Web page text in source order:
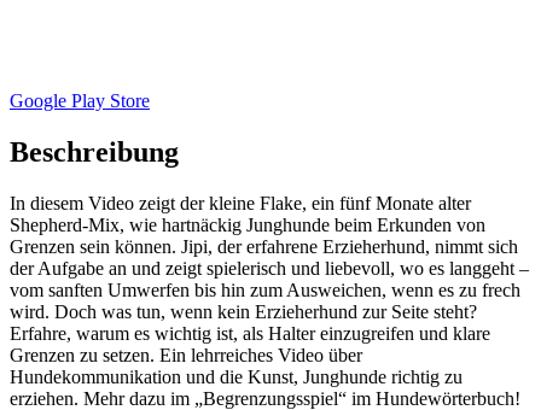
Google Play Store
Beschreibung
In diesem Video zeigt der kleine Flake, ein fünf Monate alter
Shepherd-Mix, wie hartnäckig Junghunde beim Erkunden von
Grenzen sein können. Jipi, der erfahrene Erzieherhund, nimmt sich
der Aufgabe an und zeigt spielerisch und liebevoll, wo es langgeht –
vom sanften Umwerfen bis hin zum Ausweichen, wenn es zu frech
wird. Doch was tun, wenn kein Erzieherhund zur Seite steht?
Erfahre, warum es wichtig ist, als Halter einzugreifen und klare
Grenzen zu setzen. Ein lehrreiches Video über
Hundekommunikation und die Kunst, Junghunde richtig zu
erziehen. Mehr dazu im „Begrenzungsspiel“ im Hundewörterbuch!